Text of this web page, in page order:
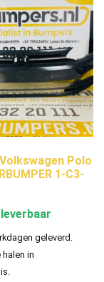
Volkswagen Polo
1-C3-
geleverd.
halen in